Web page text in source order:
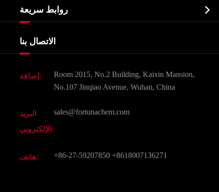
البيوكيميائية
Agrochemicals و الوسطيات
مكونات مستحضرات التجميل
النكهات و عطور
الكيميائية CAS
جميع المواد الكيميائية غرامة
شهادات و مصنع تظهر
شركة التاريخ
روابط سريعة 
الاتصال بنا
إضافة:
Room 2015, No.2 Building, Kaixin Mansion,
No.107 Jinqiao Avenue, Wuhan, China
البريد
الإلكتروني:
sales@fortunachem.com
هاتف: +86-27-59207850 +8618007136271